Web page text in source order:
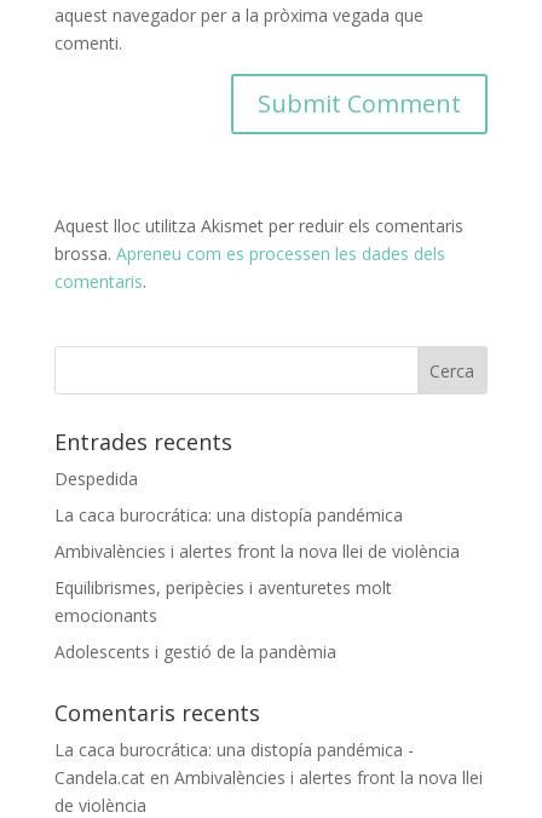
aquest navegador per a la pròxima vegada que
comenti.
Aquest lloc utilitza Akismet per reduir els comentaris
brossa. Apreneu com es processen les dades dels
comentaris.
Entrades recents
Despedida
La caca burocrática: una distopía pandémica
Ambivalències i alertes front la nova llei de violència
Equilibrismes, peripècies i aventuretes molt
emocionants
Adolescents i gestió de la pandèmia
Comentaris recents
La caca burocrática: una distopía pandémica -
Candela.caten Ambivalències i alertes front la nova llei
de violència